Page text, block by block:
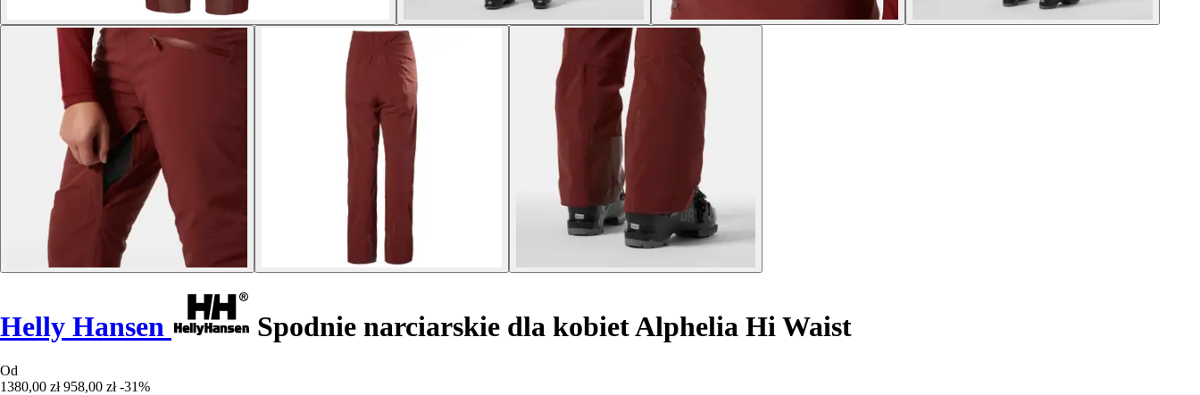
Helly Hansen Spodnie narciarskie dla kobiet Alphelia Hi Waist
Od
1380,00 zł 958,00 zł -31%